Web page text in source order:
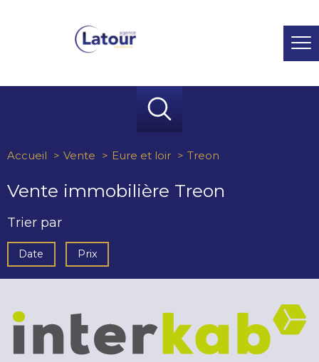
Accueil Vente Eure et loir Treon
Vente immobilière Treon
Trier par
Date Prix